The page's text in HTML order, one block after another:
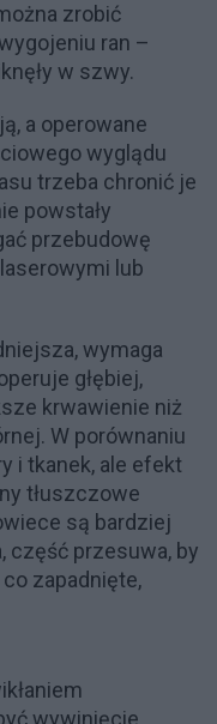
zrobić
ran –
w szwy.
a operowane
wyglądu
trzeba chronić je
powstały
przebudowę
lub
wymaga
głębiej,
krwawienie niż
W porównaniu
i tkanek, ale efekt
tłuszczowe
są bardziej
część przesuwa, by
co zapadnięte,